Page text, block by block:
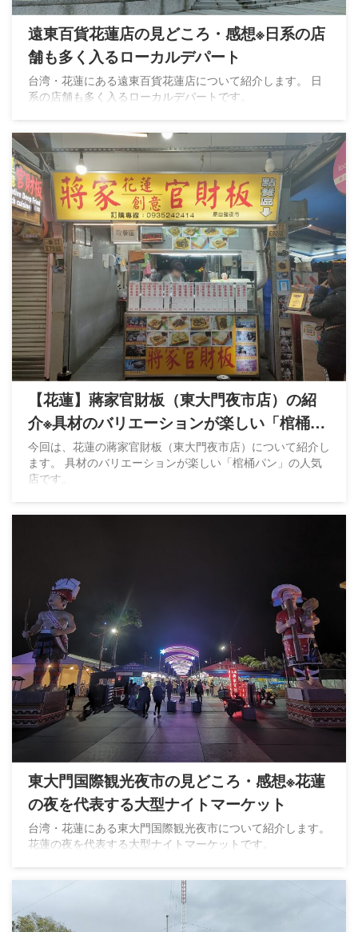
遠東百貨花蓮店の見どころ・感想※日系の店
舗も多く入るローカルデパート
台湾・花蓮にある遠東百貨花蓮店について紹介します。 日
系の店舗も多く入るローカルデパートです。
【花蓮】蔣家官財板（東大門夜市店）の紹
介※具材のバリエーションが楽しい「棺桶パ
ン」
今回は、花蓮の蔣家官財板（東大門夜市店）について紹介し
ます。 具材のバリエーションが楽しい「棺桶パン」の人気
店です。
東大門国際観光夜市の見どころ・感想※花蓮
の夜を代表する大型ナイトマーケット
台湾・花蓮にある東大門国際観光夜市について紹介します。
花蓮の夜を代表する大型ナイトマーケットです。